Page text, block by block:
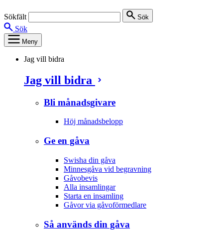
Sökfält Sök
Sök
Meny
Jag vill bidra
Jag vill bidra
Bli månadsgivare
Höj månadsbelopp
Ge en gåva
Swisha din gåva
Minnesgåva vid begravning
Gåvobevis
Alla insamlingar
Starta en insamling
Gåvor via gåvoförmedlare
Så används din gåva